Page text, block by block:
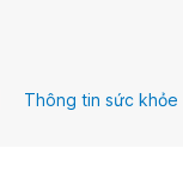
Thông tin sức khỏe